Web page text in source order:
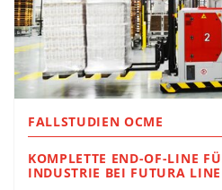
FALLSTUDIEN OCME
KOMPLETTE END-OF-LINE
INDUSTRIE BEI